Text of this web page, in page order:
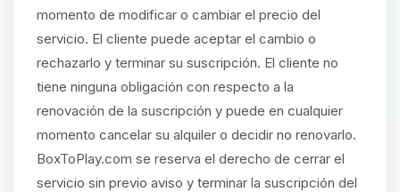
momento de modificar o cambiar el precio del
servicio. El cliente puede aceptar el cambio o
rechazarlo y terminar su suscripción. El cliente no
tiene ninguna obligación con respecto a la
renovación de la suscripción y puede en cualquier
momento cancelar su alquiler o decidir no renovarlo.
BoxToPlay.com se reserva el derecho de cerrar el
servicio sin previo aviso y terminar la suscripción del